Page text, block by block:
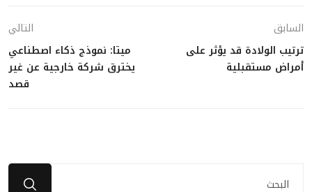
السابق
ترتيب الولادة قد يؤثر على
أمراض مستقبلية
التالي
ميتا: نموذج ذكاء اصطناعي
يخترق شركة خارجية عن غير
قصد